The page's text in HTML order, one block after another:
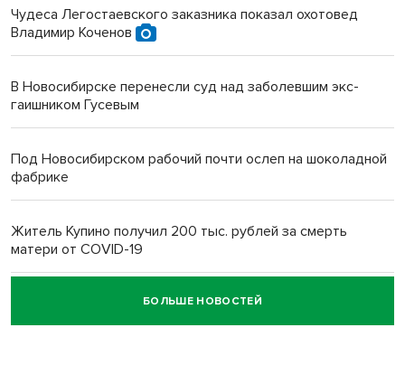
Чудеса Легостаевского заказника показал охотовед
Владимир Коченов
В Новосибирске перенесли суд над заболевшим экс-
гаишником Гусевым
Под Новосибирском рабочий почти ослеп на шоколадной
фабрике
Житель Купино получил 200 тыс. рублей за смерть
матери от COVID-19
Новосибирский суд наказал водителя за смерть
пенсионерки на вокзале
БОЛЬШЕ НОВОСТЕЙ